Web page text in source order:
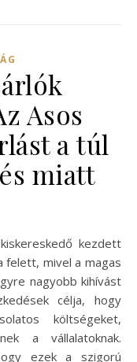
Asos
a túl
miatt
felett, mivel a magas
nagyobb kihívást
célja, hogy
költségeket,
a vállalatoknak.
ezek a szigorú